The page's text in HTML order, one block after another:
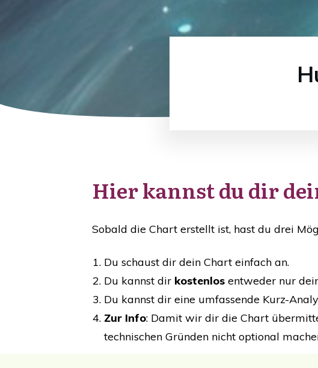
Hier kannst du dir
Sobald die Chart erstellt ist, hast du drei
Du schaust dir dein Chart einfach an.
Du kannst dir kostenlos entweder nur
Du kannst dir eine umfassende Kurz-
Zur Info: Damit wir dir die Chart
technischen Gründen nicht optional